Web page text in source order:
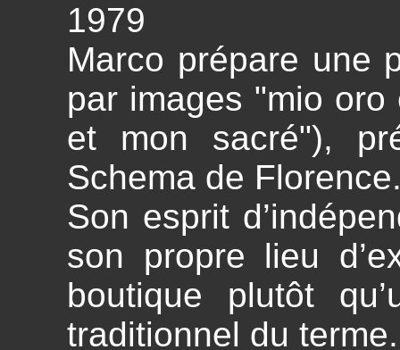
1979
Marco prépare une
par images "mio
et mon sacré"),
Schema de
Son esprit
son propre lieu
boutique plutôt
traditionnel du terme.